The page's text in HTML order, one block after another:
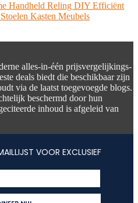
Handheld Reling DIY Efficiënt
Kasten Meubels
alles-in-één prijsvergelijkings-
deals biedt die beschikbaar zijn
via de laatst toegevoegde blogs.
beschermd door hun
inhoud is afgeleid van
VOOR EXCLUSIEF